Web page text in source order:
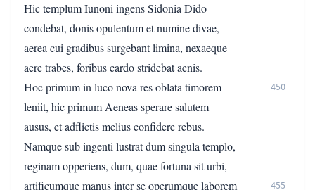
Hic templum Iunoni ingens Sidonia Dido
condebat, donis opulentum et numine divae,
aerea cui gradibus surgebant limina, nexaeque
aere trabes, foribus cardo stridebat aenis.
Hoc primum in luco nova res oblata timorem
450
leniit, hic primum Aeneas sperare salutem
ausus, et adflictis melius confidere rebus.
Namque sub ingenti lustrat dum singula templo,
reginam opperiens, dum, quae fortuna sit urbi,
artificumque manus inter se operumque laborem
455